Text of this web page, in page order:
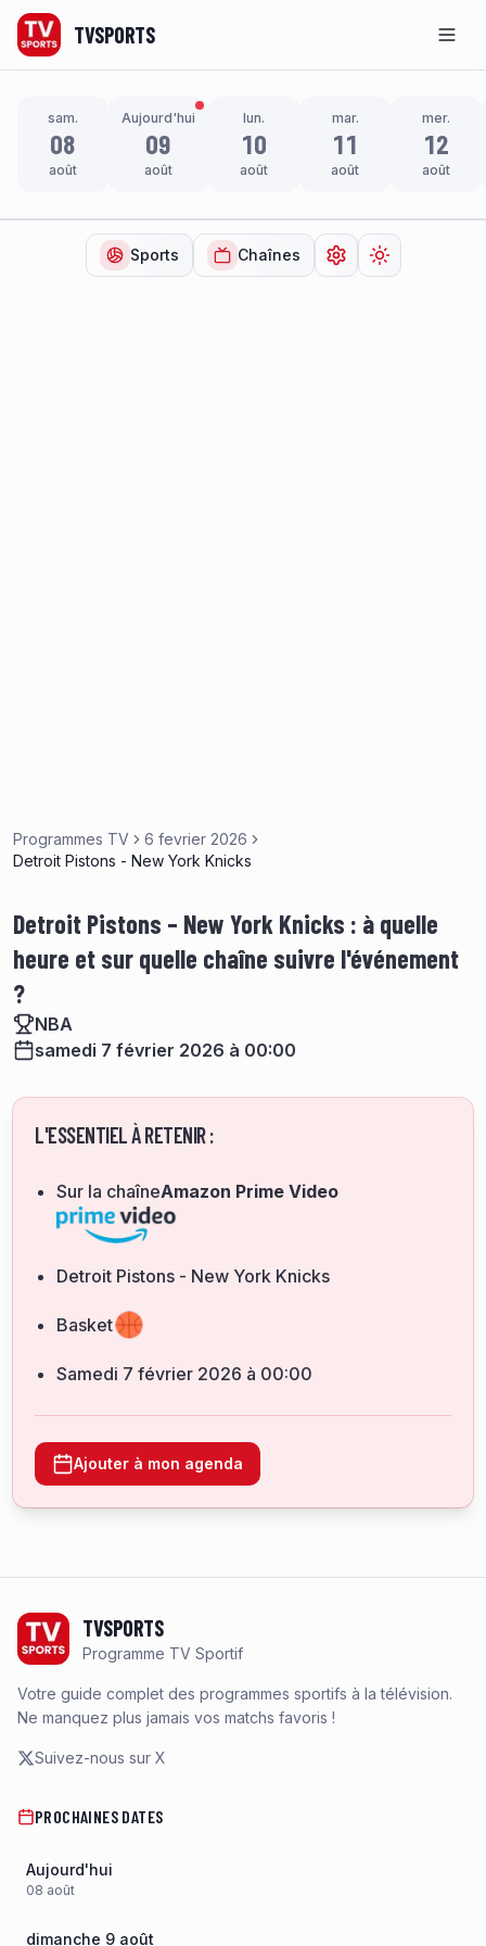
TVSPORTS
sam.
08
août
Aujourd'hui
09
août
lun.
10
août
mar.
11
août
mer.
12
août
Sports Chaînes Ouvrir lesChanger de
Programmes TV
6 fevrier 2026
Detroit Pistons - New York Knicks
Detroit Pistons – New York Knicks : à quelle
heure et sur quelle chaîne suivre l'événement
?
NBA
samedi 7 février 2026 à 00:00
L'ESSENTIEL À RETENIR :
Sur la chaîneAmazon Prime Video
Detroit Pistons - New York Knicks
Basket
samedi 7 février 2026 à 00:00
Ajouter à mon agenda
TVSPORTS
Programme TV Sportif
Votre guide complet des programmes sportifs à la télévision.
Ne manquez plus jamais vos matchs favoris !
Suivez-nous sur X
PROCHAINES DATES
Aujourd'hui
08 août
dimanche 9 août